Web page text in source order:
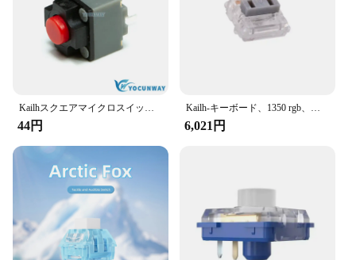
**Versatile and Easy to Install**
The kailh socket accessories are designed to be
versatile, making them suitable for a wide range of
devices. They are easy to install, allowing you to
upgrade your mouse and keyboard with minimal
effort. The set is available for wholesale and vendor
purchase, making it an excellent option for retailers
their customers. With the kailh socket accessories,
you can elevate your computing experience and
provide your customers with the best in
performance and comfort.
44円 6,021円